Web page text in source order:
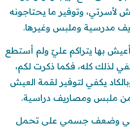
لأسرتي، وتوفير ما يحتاجونه
مدرسية وملبس وغيرها.
أعيش بها يتراكم عليّ ولم أستطع
لذلك كله، فكما ذكرت لكم،
يكفي لتوفير لقمة العيش
ملبس ومصاريف دراسية.
وضعف جسمي على تحمل